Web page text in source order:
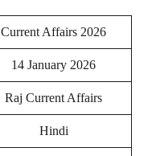
Current Affairs 2026
14 January 2026
Raj Current Affairs
Hindi